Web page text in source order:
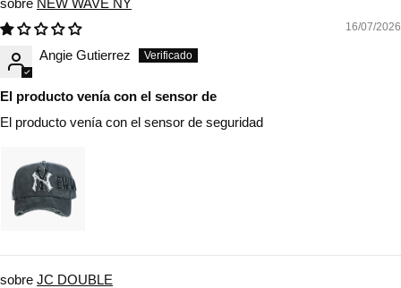
NEW WAVE NY
16/07/2026
Angie Gutierrez
El producto venía con el sensor de
El producto venía con el sensor de seguridad
JC DOUBLE